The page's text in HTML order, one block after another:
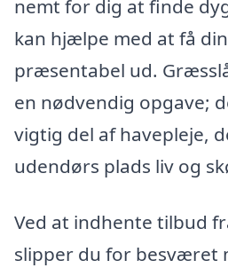
nemt for dig at finde
kan hjælpe med at få
præsentabel ud.
en nødvendig opgave;
vigtig del af havepleje,
udendørs plads liv og
Ved at indhente tilbud
slipper du for besværet